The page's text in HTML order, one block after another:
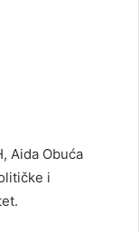
Aida Obuća
i